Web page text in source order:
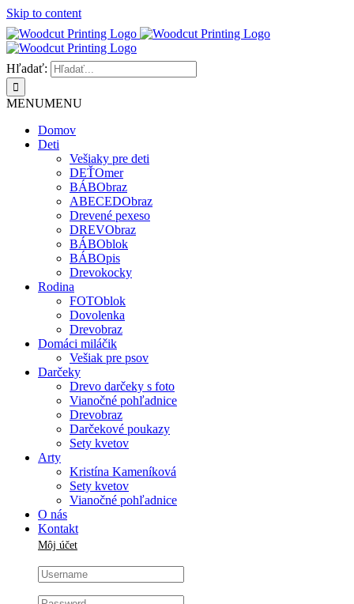
Skip to content
Hľadať:
MENUMENU
Domov
Deti
Vešiaky pre deti
DEŤOmer
BÁBObraz
ABECEDObraz
Drevené pexeso
DREVObraz
BÁBOblok
BÁBOpis
Drevokocky
Rodina
FOTOblok
Dovolenka
Drevobraz
Domáci miláčik
Vešiak pre psov
Darčeky
Drevo darčeky s foto
Vianočné pohľadnice
Drevobraz
Darčekové poukazy
Sety kvetov
Arty
Kristína Kameníková
Sety kvetov
Vianočné pohľadnice
O nás
Kontakt
Môj účet